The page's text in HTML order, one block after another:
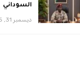
السوداني
ديسمبر 31, 2025